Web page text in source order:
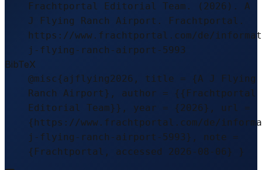
Frachtportal Editorial Team. (2026). A
J Flying Ranch Airport. Frachtportal.
https://www.frachtportal.com/de/
j-flying-ranch-airport-5993
BibTeX
@misc{ajflying2026, title = {A J Flying
Ranch Airport}, author = {{Frachtportal
Editorial Team}}, year = {2026}, url =
{https://www.frachtportal.com/de/
j-flying-ranch-airport-5993}, note =
{Frachtportal, accessed 2026-08-06} }